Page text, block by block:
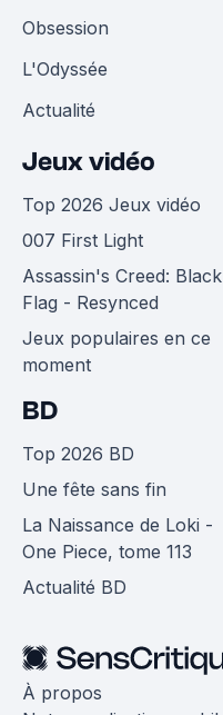
Obsession
L'Odyssée
Actualité
Jeux vidéo
Top 2026 Jeux vidéo
007 First Light
Assassin's Creed: Black
Flag - Resynced
Jeux populaires en ce
moment
BD
Top 2026 BD
Une fête sans fin
La Naissance de Loki -
One Piece, tome 113
Actualité BD
À propos